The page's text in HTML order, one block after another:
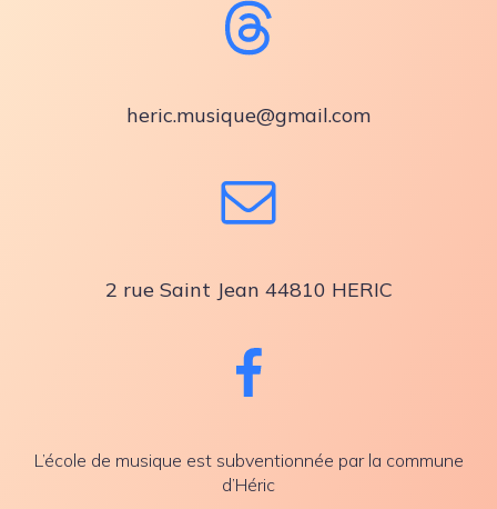
heric.musique@gmail.com
2 rue Saint Jean 44810 HERIC
L’école de musique est subventionnée par la commune
d’Héric